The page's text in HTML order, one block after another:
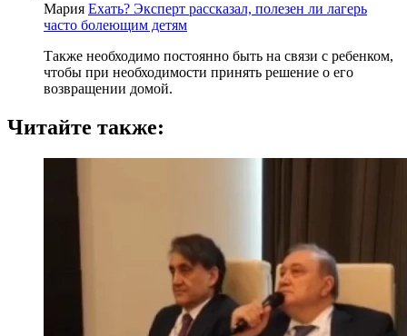
Мария Ехать? Эксперт рассказал, полезен ли лагерь
часто болеющим детям
Также необходимо постоянно быть на связи с ребенком,
чтобы при необходимости принять решение о его
возвращении домой.
Читайте также: